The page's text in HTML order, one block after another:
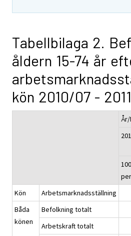
Tabellbilaga 2.
åldern 15-74 år
kön 2010/07 -
År/
Kön
Arbetsmarknadsställning
Båda
könen
Befolkning totalt
Arbetskraft totalt